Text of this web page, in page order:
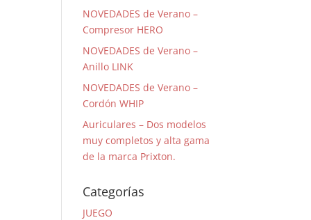
NOVEDADES de Verano –
Compresor HERO
NOVEDADES de Verano –
Anillo LINK
NOVEDADES de Verano –
Cordón WHIP
Auriculares – Dos modelos
muy completos y alta gama
de la marca Prixton.
Categorías
JUEGO